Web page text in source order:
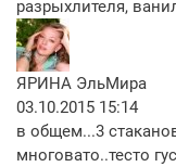
разрыхлителя,
ЯРИНА ЭльMиpа
03.10.2015 15:14
в общем...3
многовато..тесто